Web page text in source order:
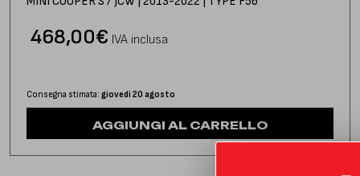
€
468,00 IVA inclusa
Consegna stimata: giovedì 20 agosto
AGGIUNGI AL CARRELLO